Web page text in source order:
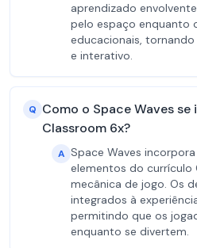
aprendizado
pelo espaço enquanto
educacionais,
e interativo.
Q Como o Space Waves
Classroom 6x?
A Space Waves
elementos do currículo
mecânica de jogo. Os
integrados à
permitindo que os
enquanto se divertem.